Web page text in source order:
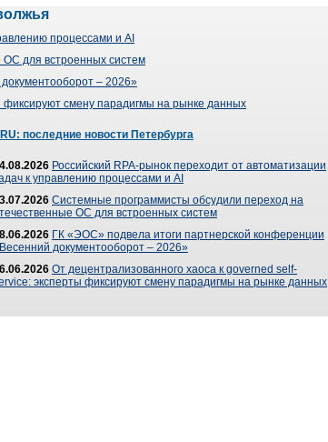
процессами и AI
для встроенных систем
– 2026»
фиксируют смену парадигмы на рынке данных
последние новости Петербурга
Российский RPA-рынок переходит от автоматизации
к управлению процессами и AI
Системные программисты обсудили переход на
ОС для встроенных систем
ГК «ЭОС» подвела итоги партнерской конференции
документооборот – 2026»
От децентрализованного хаоса к governed self-
эксперты фиксируют смену парадигмы на рынке данных